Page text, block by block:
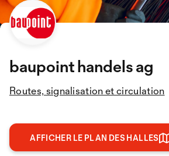
baupoint handels ag
Routes, signalisation et circulation
AFFICHER LE PLAN DES HALLES